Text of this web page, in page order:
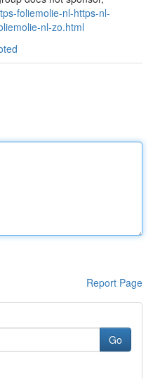
foliemolie-nl-https-nl-
nl-zo.html
Report Page
Go